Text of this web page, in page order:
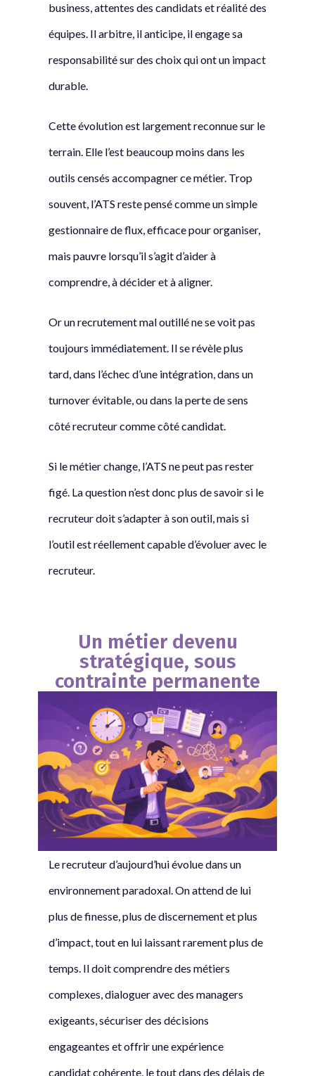
business, attentes des candidats et réalité des
équipes. Il arbitre, il anticipe, il engage sa
responsabilité sur des choix qui ont un impact
durable.
Cette évolution est largement reconnue sur le
terrain. Elle l’est beaucoup moins dans les
outils censés accompagner ce métier. Trop
souvent, l’ATS reste pensé comme un simple
gestionnaire de flux, efficace pour organiser,
mais pauvre lorsqu’il s’agit d’aider à
comprendre, à décider et à aligner.
Or un recrutement mal outillé ne se voit pas
toujours immédiatement. Il se révèle plus
tard, dans l’échec d’une intégration, dans un
turnover évitable, ou dans la perte de sens
côté recruteur comme côté candidat.
Si le métier change, l’ATS ne peut pas rester
figé. La question n’est donc plus de savoir si le
recruteur doit s’adapter à son outil, mais si
l’outil est réellement capable d’évoluer avec le
recruteur.
Un métier devenu
stratégique, sous
contrainte permanente
Le recruteur d’aujourd’hui évolue dans un
environnement paradoxal. On attend de lui
plus de finesse, plus de discernement et plus
d’impact, tout en lui laissant rarement plus de
temps. Il doit comprendre des métiers
complexes, dialoguer avec des managers
exigeants, sécuriser des décisions
engageantes et offrir une expérience
candidat cohérente, le tout dans des délais de